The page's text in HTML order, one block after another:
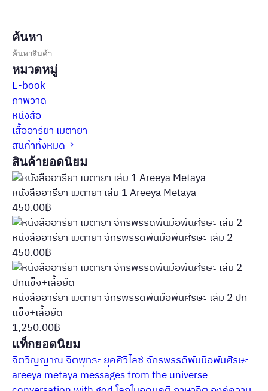
ค้นหา
หมวดหมู่
E-book
ภาพวาด
หนังสือ
เสื้ออารียา เมตายา
สินค้าทั้งหมด
สินค้ายอดนิยม
หนังสืออารียา เมตายา เล่ม 1 Areeya Metaya
450.00฿
หนังสืออารียา เมตายา จักรพรรดิพันมือพันศีรษะ เล่ม 2
450.00฿
หนังสืออารียา เมตายา จักรพรรดิพันมือพันศีรษะ เล่ม 2 ปก
แข็ง+เสื้อยืด
1,250.00฿
แท็กยอดนิยม
จิตวิญญาณจิตพุทธะ ยุคศิวิไลซ์จักรพรรดิพันมือพันศีรษะ
areeya metayamessages from the universe